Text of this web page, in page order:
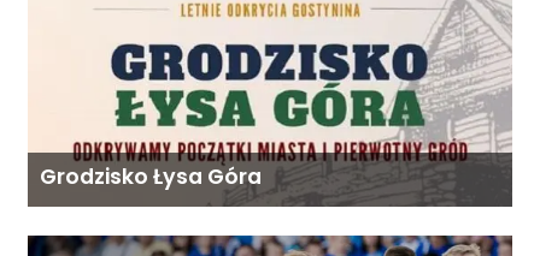
Grodzisko Łysa Góra